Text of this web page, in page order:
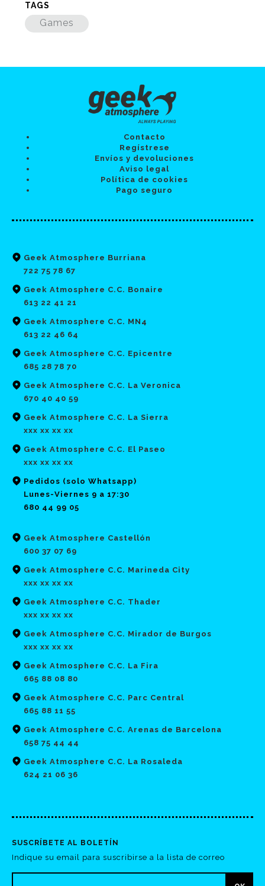
TAGS
Games
Contacto
Regístrese
Envíos y devoluciones
Aviso legal
Política de cookies
Pago seguro
Geek Atmosphere Burriana
722 75 78 67
Geek Atmosphere C.C. Bonaire
613 22 41 21
Geek Atmosphere C.C. MN4
613 22 46 64
Geek Atmosphere C.C. Epicentre
685 28 78 70
Geek Atmosphere C.C. La Veronica
670 40 40 59
Geek Atmosphere C.C. La Sierra
xxx xx xx xx
Geek Atmosphere C.C. El Paseo
xxx xx xx xx
Pedidos (solo Whatsapp)
Lunes-Viernes 9 a 17:30
680 44 99 05
Geek Atmosphere Castellón
600 37 07 69
Geek Atmosphere C.C. Marineda City
xxx xx xx xx
Geek Atmosphere C.C. Thader
xxx xx xx xx
Geek Atmosphere C.C. Mirador de Burgos
xxx xx xx xx
Geek Atmosphere C.C. La Fira
665 88 08 80
Geek Atmosphere C.C. Parc Central
665 88 11 55
Geek Atmosphere C.C. Arenas de Barcelona
658 75 44 44
Geek Atmosphere C.C. La Rosaleda
624 21 06 36
SUSCRÍBETE AL BOLETÍN
Indique su email para suscribirse a la lista de correo